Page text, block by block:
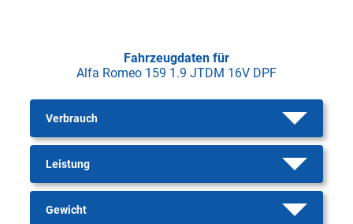
Fahrzeugdaten für
Alfa Romeo 159 1.9 JTDM 16V DPF
Verbrauch
Leistung
Gewicht